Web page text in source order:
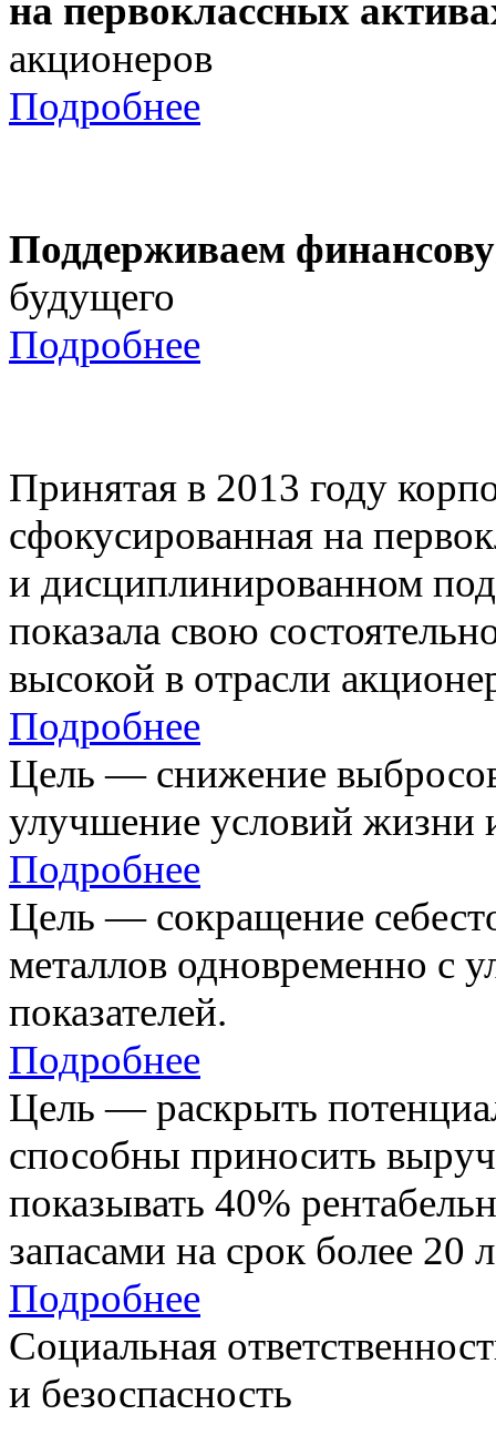
на первоклассных
акционеров
Подробнее
Поддерживаем
будущего
Подробнее
Принятая в 2013 году
сфокусированная на
и дисциплинированном
показала свою
высокой в отрасли
Подробнее
Цель — снижение
улучшение условий жизни
Подробнее
Цель — сокращение
металлов одновременно с
показателей.
Подробнее
Цель — раскрыть
способны приносить
показывать 40%
запасами на срок более 20
Подробнее
Социальная
и безоспасность